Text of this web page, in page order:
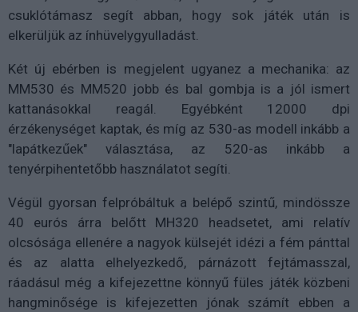
csuklótámasz segít abban, hogy sok játék után is
elkerüljük az ínhüvelygyulladást.
Két új ebérben is megjelent ugyanez a mechanika: az
MM530 és MM520 jobb és bal gombja is a jól ismert
kattanásokkal reagál. Egyébként 12000 dpi
érzékenységet kaptak, és míg az 530-as modell inkább a
"lapátkezűek" választása, az 520-as inkább a
tenyérpihentetőbb használatot segíti.
Végül gyorsan felpróbáltuk a belépő szintű, mindössze
40 eurós árra belőtt MH320 headsetet, ami relatív
olcsósága ellenére a nagyok külsejét idézi a fém pánttal
és az alatta elhelyezkedő, párnázott fejtámasszal,
ráadásul még a kifejezettne könnyű füles játék közbeni
hangminősége is kifejezetten jónak számít ebben a